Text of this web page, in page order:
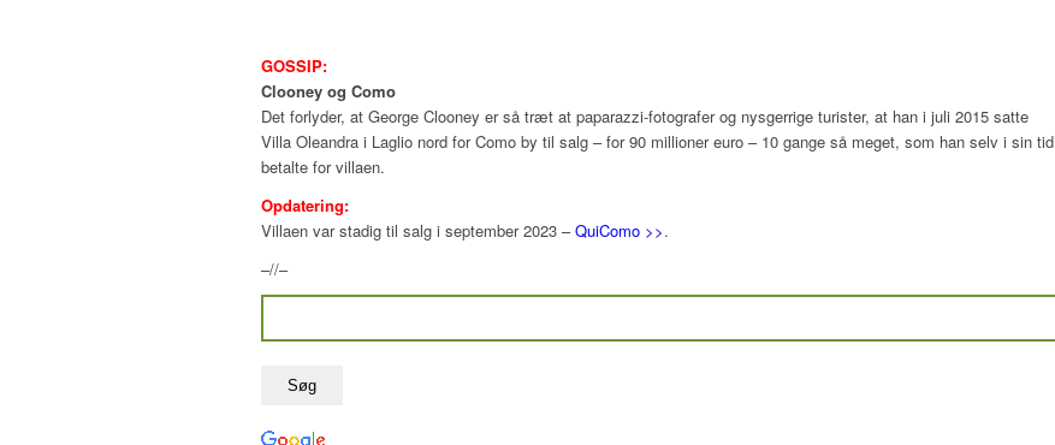
GOSSIP:
Clooney og Como
Det forlyder, at George Clooney er så træt at paparazzi-fotografer og nysgerrige turister, at han i juli 2015 satte
Villa Oleandra i Laglio nord for Como by til salg – for 90 millioner euro – 10 gange så meget, som han selv i sin tid
betalte for villaen.
Opdatering:
Villaen var stadig til salg i september 2023 –QuiComo >>.
–//–